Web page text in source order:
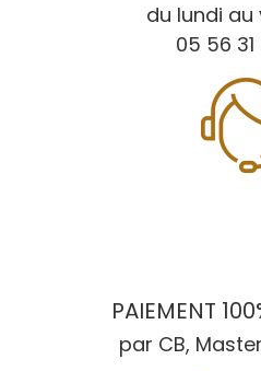
du lundi au
05 56
PAIEMENT
par CB,